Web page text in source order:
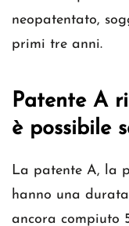
neopatentato,
primi tre anni.
Patente A
è possibile
La patente A, la
hanno una
ancora compiuto